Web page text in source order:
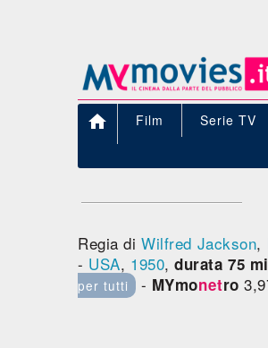
 Film Serie TV
Regia diWilfred Jackson,
- USA, 1950,durata 75
per tutti
- MYmonetro